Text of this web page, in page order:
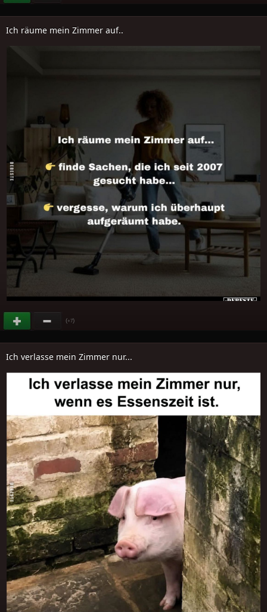
Ich räume mein Zimmer auf..
(+7)
Ich verlasse mein Zimmer nur...